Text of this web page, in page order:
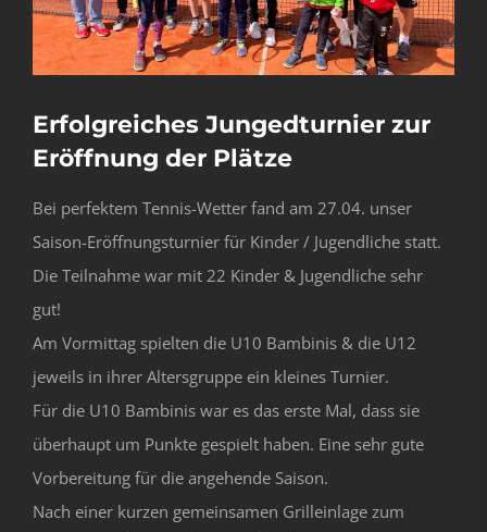
Erfolgreiches Jungedturnier zur
Eröffnung der Plätze
Bei perfektem Tennis-Wetter fand am 27.04. unser
Saison-Eröffnungsturnier für Kinder / Jugendliche statt.
Die Teilnahme war mit 22 Kinder & Jugendliche sehr
gut!
Am Vormittag spielten die U10 Bambinis & die U12
jeweils in ihrer Altersgruppe ein kleines Turnier.
Für die U10 Bambinis war es das erste Mal, dass sie
überhaupt um Punkte gespielt haben. Eine sehr gute
Vorbereitung für die angehende Saison.
Nach einer kurzen gemeinsamen Grilleinlage zum